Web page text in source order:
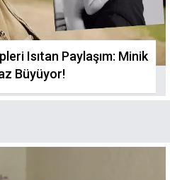
Isıtan Paylaşım: Minik
Büyüyor!